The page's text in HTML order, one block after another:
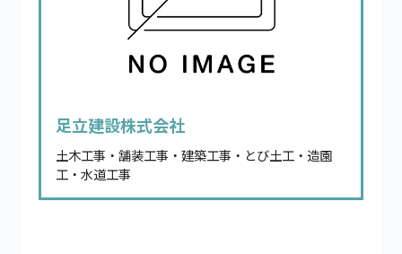
足立建設株式会社
土木工事・舗装工事・建築工事・とび土工・造園
工・水道工事